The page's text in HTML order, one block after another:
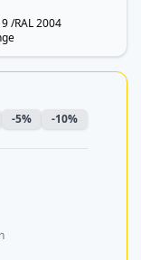
/RAL 2004
-5% -10%